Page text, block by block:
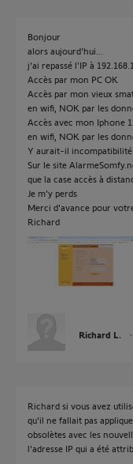
Bonjour
alors aujourd'hui...
j'ai repassé l'IP à
Accès par mon PC OK
Accès par mon vieux
en wifi, NOK par les
Accès avec mon Iphone
en wifi, NOK par les
Y aurait-il incompatibilité
Sur le site
que la case accès à
Je m'y perds
Merci d'avance pour
Richard
Richard L.
Richard si vous avez
qu'il ne fallait pas
obsolètes avec les
l'adresse IP qui a été